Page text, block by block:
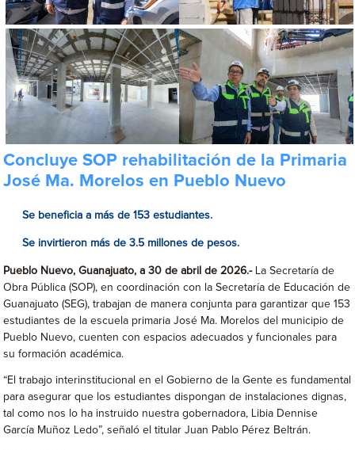
Concluye SOP rehabilitación de la Primaria
José Ma. Morelos en Pueblo Nuevo
Se beneficia a más de 153 estudiantes.
Se invirtieron más de 3.5 millones de pesos.
Pueblo Nuevo, Guanajuato, a 30 de abril de 2026.-La Secretaría de
Obra Pública (SOP), en coordinación con la Secretaría de Educación de
Guanajuato (SEG), trabajan de manera conjunta para garantizar que 153
estudiantes de la escuela primaria José Ma. Morelos del municipio de
Pueblo Nuevo, cuenten con espacios adecuados y funcionales para
su formación académica.
“El trabajo interinstitucional en el Gobierno de la Gente es fundamental
para asegurar que los estudiantes dispongan de instalaciones dignas,
tal como nos lo ha instruido nuestra gobernadora, Libia Dennise
García Muñoz Ledo”, señaló el titular Juan Pablo Pérez Beltrán.